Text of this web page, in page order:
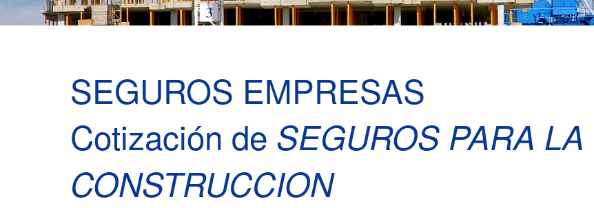
SEGUROS EMPRESAS
Cotización de SEGUROS PARA LA
CONSTRUCCION